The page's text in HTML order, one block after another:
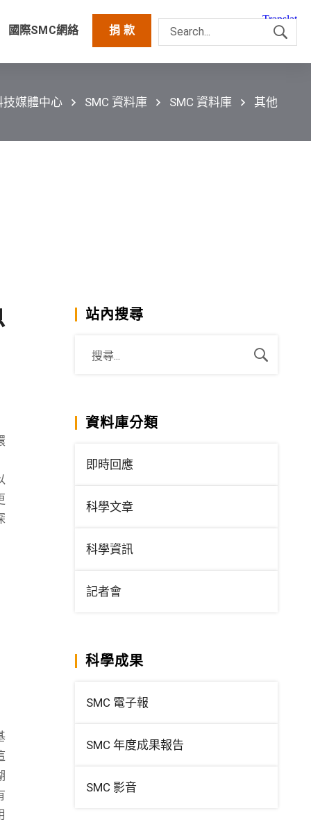
國際SMC網絡 捐 款
技媒體中心 SMC 資料庫 SMC 資料庫 其他
站內搜尋
資料庫分類
即時回應
科學文章
科學資訊
記者會
科學成果
SMC 電子報
SMC 年度成果報告
SMC 影音